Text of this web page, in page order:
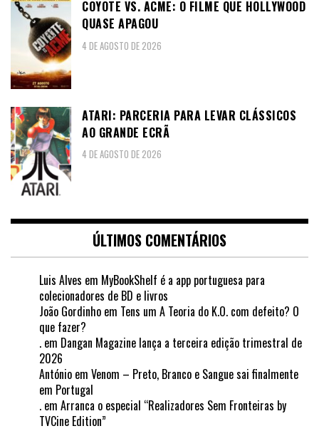
COYOTE VS. ACME: O FILME QUE HOLLYWOOD
QUASE APAGOU
4 DE AGOSTO DE 2026
ATARI: PARCERIA PARA LEVAR CLÁSSICOS
AO GRANDE ECRÃ
4 DE AGOSTO DE 2026
ÚLTIMOS COMENTÁRIOS
Luis Alves em MyBookShelf é a app portuguesa para
colecionadores de BD e livros
João Gordinho em Tens um A Teoria do K.O. com defeito? O
que fazer?
. em Dangan Magazine lança a terceira edição trimestral de
2026
António em Venom – Preto, Branco e Sangue sai finalmente
em Portugal
. em Arranca o especial “Realizadores Sem Fronteiras by
TVCine Edition”